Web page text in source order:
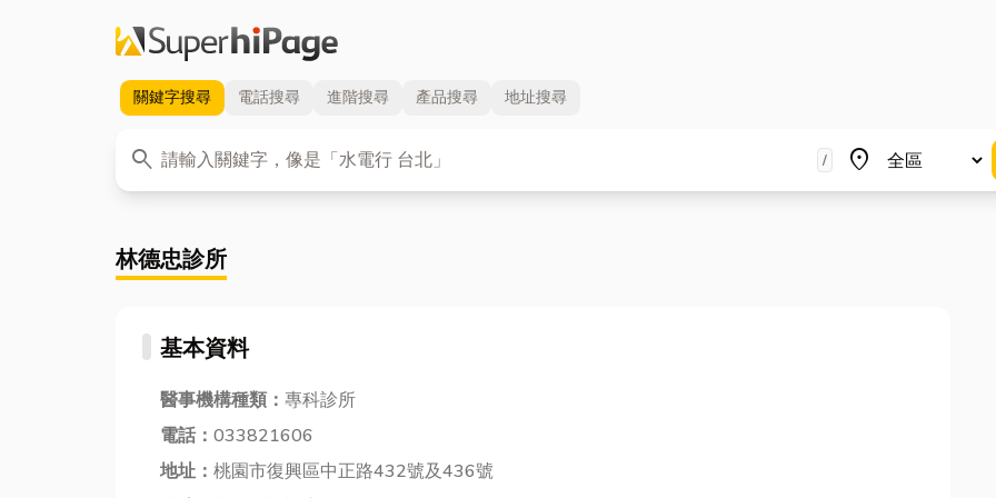
關鍵字搜尋 電話搜尋 進階搜尋 產品搜尋 地址搜尋
search
關鍵字 / place
地區
林德忠診所
基本資料
醫事機構種類： 專科診所
電話： 033821606
地址： 桃園市復興區中正路432號及436號